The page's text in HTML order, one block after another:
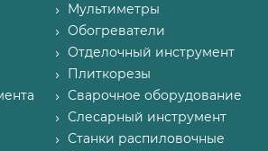
Мультиметры
Обогреватели
Отделочный инструмент
Плиткорезы
Сварочное оборудование
Слесарный инструмент
Станки распиловочные